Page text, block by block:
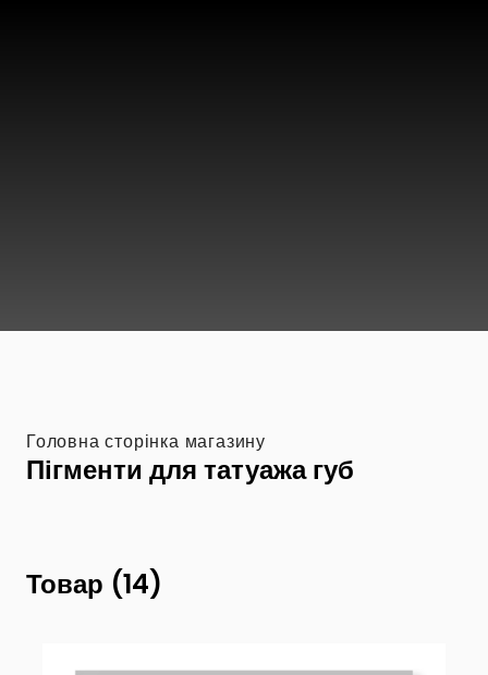
Головна сторінка магазину
Пігменти для татуажа губ
Товар (14)